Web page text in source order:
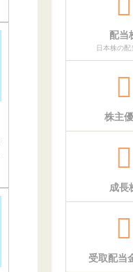
配当
日本株の配
株主
成長
受取配当